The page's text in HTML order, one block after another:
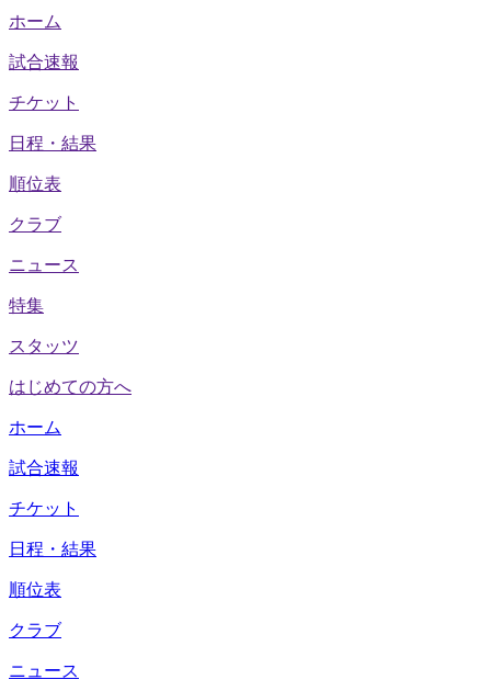
ホーム
試合速報
チケット
日程・結果
順位表
クラブ
ニュース
特集
スタッツ
はじめての方へ
ホーム
試合速報
チケット
日程・結果
順位表
クラブ
ニュース